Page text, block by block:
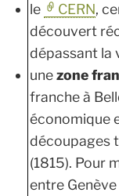
le
CERN,
découvert
dépassant la
unezone
franche à
économique
découpages
(1815). Pour
entre